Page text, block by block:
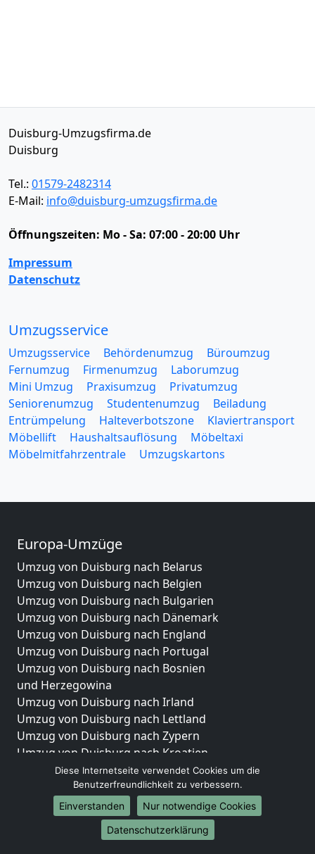
Duisburg-Umzugsfirma.de
Duisburg
Tel.: 01579-2482314
E-Mail: info@duisburg-umzugsfirma.de
Öffnungszeiten: Mo - Sa: 07:00 - 20:00 Uhr
Impressum
Datenschutz
Umzugsservice
Umzugsservice Behördenumzug
Büroumzug
Fernumzug
Firmenumzug
Laborumzug
Mini Umzug
Praxisumzug
Privatumzug
Seniorenumzug
Studentenumzug
Beiladung
Entrümpelung
Halteverbotszone
Klaviertransport
Möbellift
Haushaltsauflösung
Möbeltaxi
Möbelmitfahrzentrale
Umzugskartons
Europa-Umzüge
Umzug von Duisburg nach Belarus
Umzug von Duisburg nach Belgien
Umzug von Duisburg nach Bulgarien
Umzug von Duisburg nach Dänemark
Umzug von Duisburg nach England
Umzug von Duisburg nach Portugal
Umzug von Duisburg nach Bosnien
und Herzegowina
Umzug von Duisburg nach Irland
Umzug von Duisburg nach Lettland
Umzug von Duisburg nach Zypern
Umzug von Duisburg nach Kroatien
Umzug von Duisburg nach Estland
Umzug von Duisburg nach Finnland
Umzug von Duisburg nach Frankreich
Umzug von Duisburg nach Griechenland
Umzug von Duisburg nach Italien
Diese Internetseite verwendet Cookies um die
Benutzerfreundlichkeit zu verbessern.
Einverstanden
Nur notwendige Cookies
Datenschutzerklärung